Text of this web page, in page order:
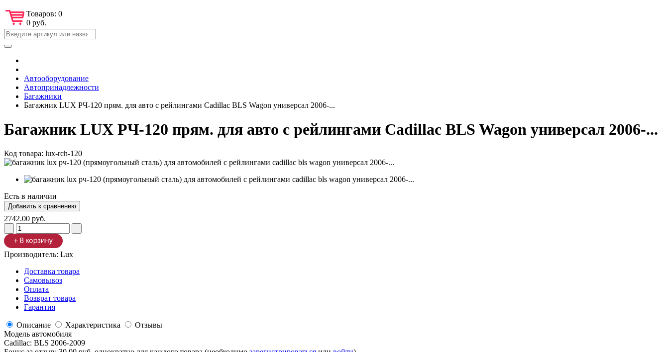
Товаров: 0
0 руб.
Автооборудование
Автопринадлежности
Багажники
Багажник LUX РЧ-120 прям. для авто с рейлингами Cadillac BLS Wagon универсал 2006-...
Багажник LUX РЧ-120 прям. для авто с рейлингами Cadillac BLS Wagon универсал 2006-...
Код товара: lux-rch-120
Есть в наличии
2742.00 руб.
Производитель: Lux
Доставка товара
Самовывоз
Оплата
Возврат товара
Гарантия
Описание Характеристика
Отзывы
Модель автомобиля
Cadillac: BLS 2006-2009